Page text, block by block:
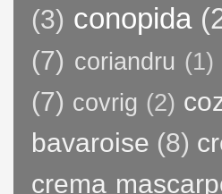
(3) conopida
(7) coriandru (1)
(7) covrig (2)
bavaroise (8)
crema